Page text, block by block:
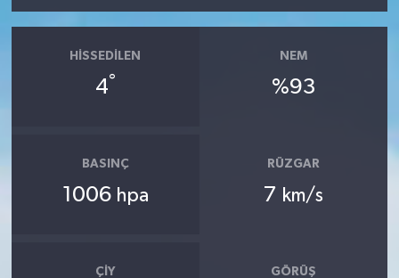
HISSEDILEN
4°
NEM
%93
BASINÇ
1006 hpa
RÜZGAR
7 km/s
ÇIY GÖRÜŞ